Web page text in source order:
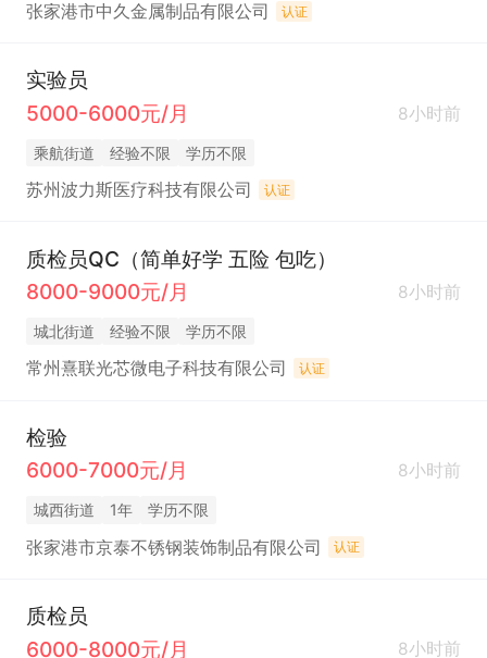
张家港市中久金属制品有限公司 认证
实验员
5000-6000元/月
8小时前
乘航街道 经验不限 学历不限
苏州波力斯医疗科技有限公司 认证
质检员QC（简单好学 五险 包吃）
8000-9000元/月
8小时前
城北街道 经验不限 学历不限
常州熹联光芯微电子科技有限公司 认证
检验
6000-7000元/月
8小时前
城西街道 1年 学历不限
张家港市京泰不锈钢装饰制品有限公司 认证
质检员
6000-8000元/月
8小时前